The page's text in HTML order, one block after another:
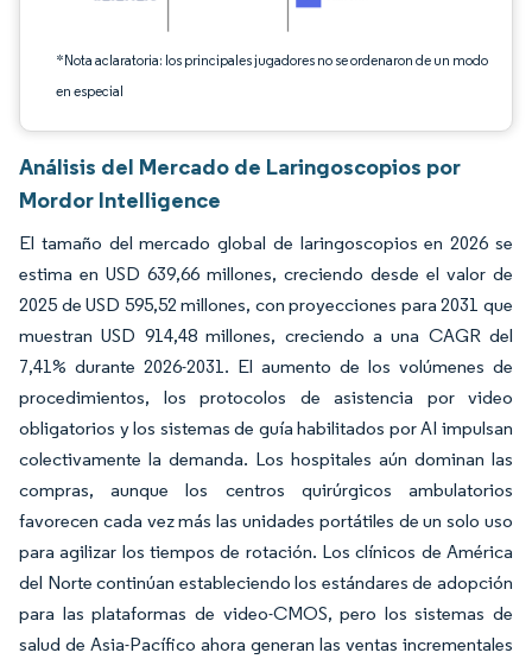
*Nota aclaratoria: los principales jugadores no se ordenaron de un modo
en especial
Análisis del Mercado de Laringoscopios por
Mordor Intelligence
El tamaño del mercado global de laringoscopios en 2026 se
estima en USD 639,66 millones, creciendo desde el valor de
2025 de USD 595,52 millones, con proyecciones para 2031 que
muestran USD 914,48 millones, creciendo a una CAGR del
7,41% durante 2026-2031. El aumento de los volúmenes de
procedimientos, los protocolos de asistencia por video
obligatorios y los sistemas de guía habilitados por AI impulsan
colectivamente la demanda. Los hospitales aún dominan las
compras, aunque los centros quirúrgicos ambulatorios
favorecen cada vez más las unidades portátiles de un solo uso
para agilizar los tiempos de rotación. Los clínicos de América
del Norte continúan estableciendo los estándares de adopción
para las plataformas de video-CMOS, pero los sistemas de
salud de Asia-Pacífico ahora generan las ventas incrementales